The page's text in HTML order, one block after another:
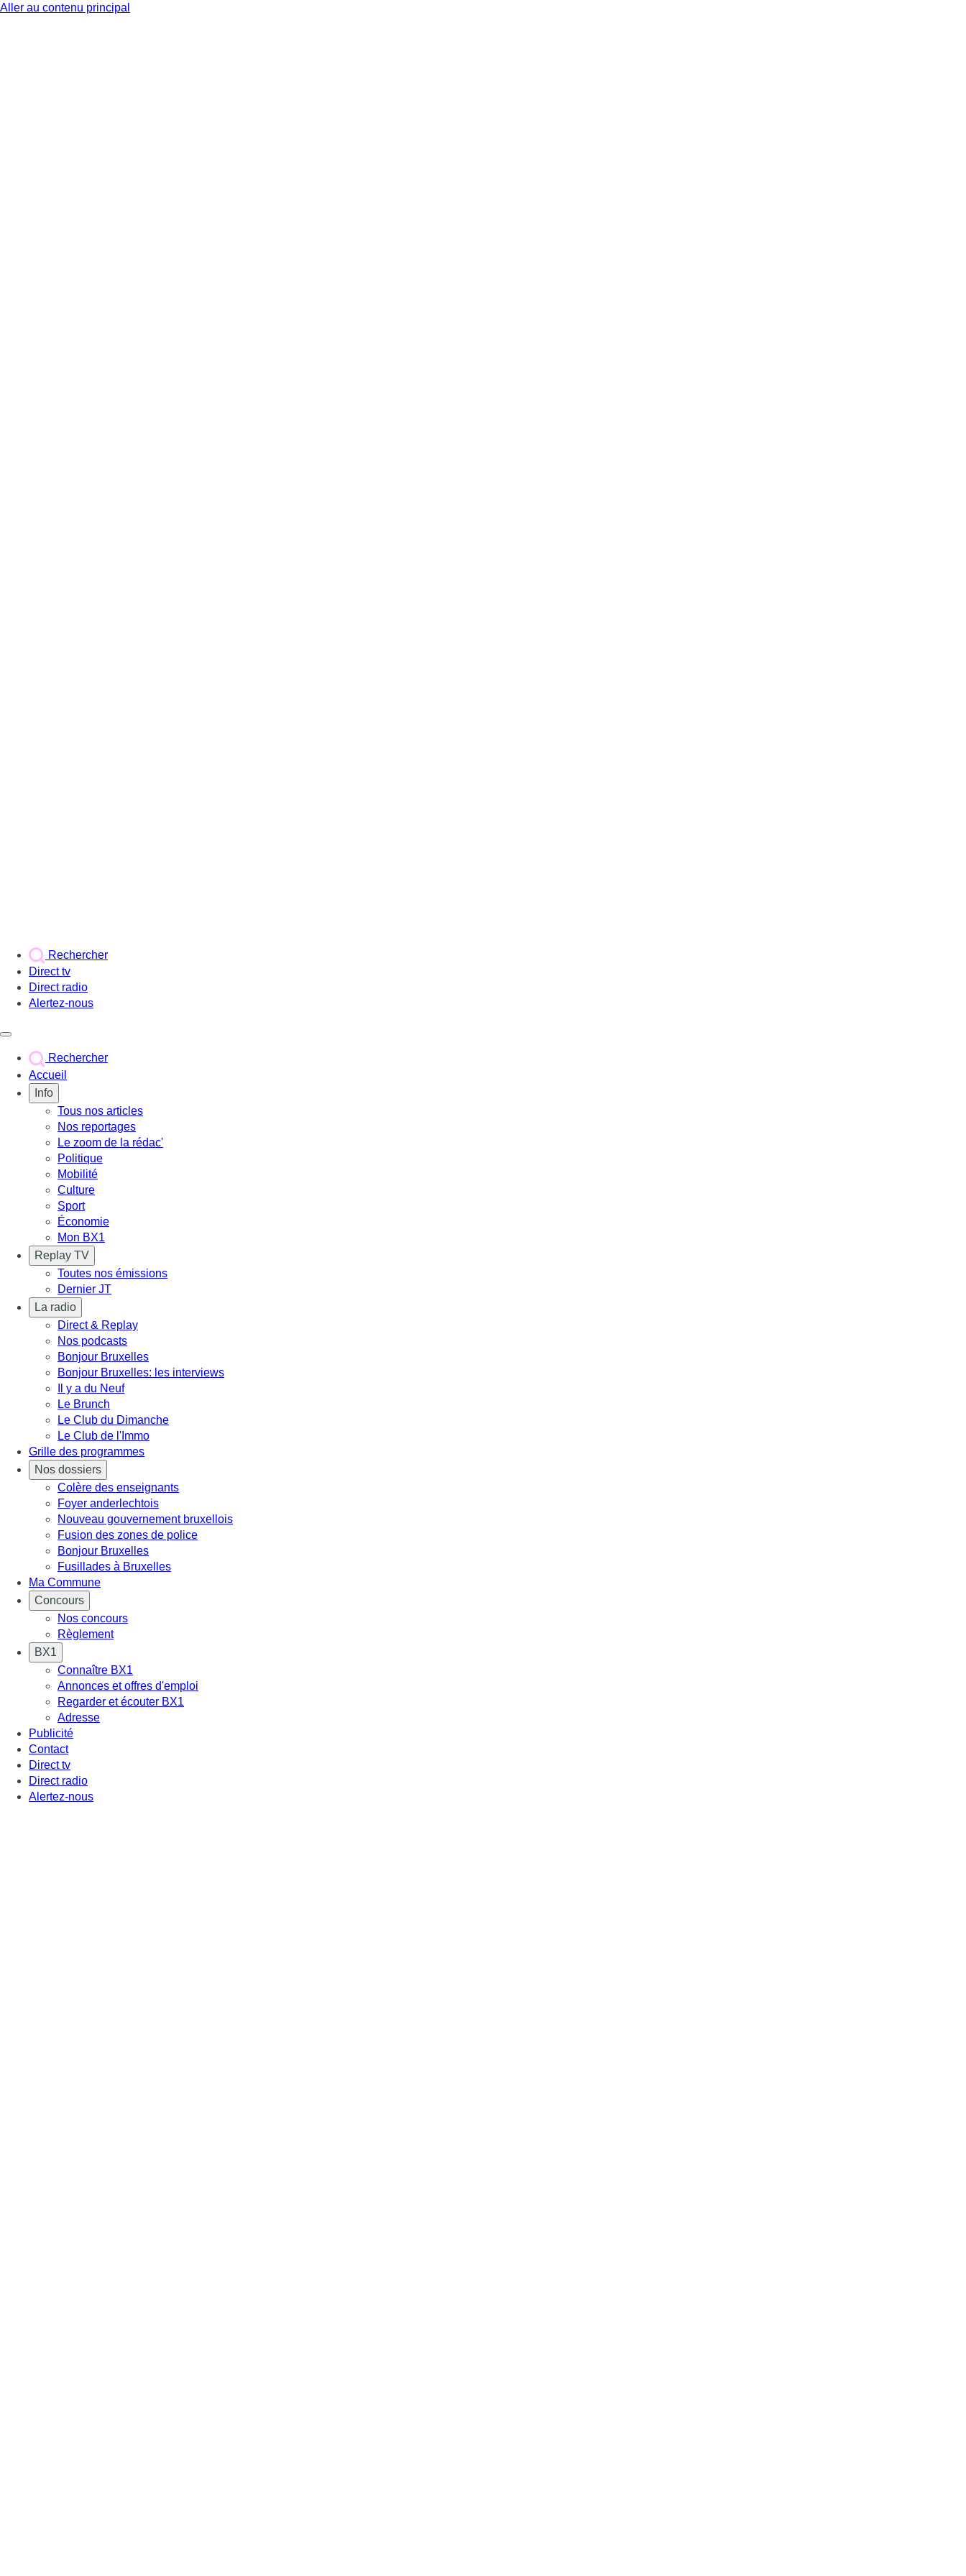
Aller au contenu principal
Rechercher
Direct tv
Direct radio
Alertez-nous
Rechercher
Accueil
Info
Tous nos articles
Nos reportages
Le zoom de la rédac'
Politique
Mobilité
Culture
Sport
Économie
Mon BX1
Replay TV
Toutes nos émissions
Dernier JT
La radio
Direct & Replay
Nos podcasts
Bonjour Bruxelles
Bonjour Bruxelles: les interviews
Il y a du Neuf
Le Brunch
Le Club du Dimanche
Le Club de l'Immo
Grille des programmes
Nos dossiers
Colère des enseignants
Foyer anderlechtois
Nouveau gouvernement bruxellois
Fusion des zones de police
Bonjour Bruxelles
Fusillades à Bruxelles
Ma Commune
Concours
Nos concours
Règlement
BX1
Connaître BX1
Annonces et offres d'emploi
Regarder et écouter BX1
Adresse
Publicité
Contact
Direct tv
Direct radio
Alertez-nous